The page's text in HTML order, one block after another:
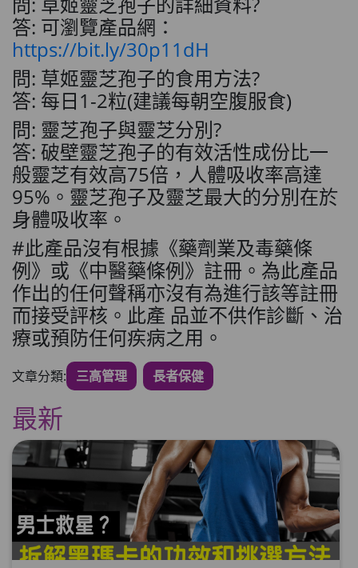
答: 可瀏覽產品網：
https://bit.ly/30p11dH
問: 草姬靈芝孢子的食用方法?
答: 每日1-2粒(建議每朝空腹服食)
問: 靈芝孢子與靈芝分別?
答: 破壁靈芝孢子的有效活性成份比一
般靈芝有效高75倍，人體吸收率高達
95%。靈芝孢子及靈芝最大的分別在於
身體吸收率。
#此產品沒有根據《藥劑業及毒藥條
例》或《中醫藥條例》註冊。為此產品
作出的任何聲稱亦沒有為進行該等註冊
而接受評核。此產 品並不供作診斷、治
療或預防任何疾病之用。
文章分類: 三高管理 長者保健
最新